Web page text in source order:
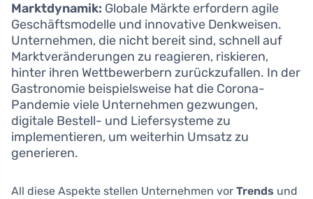
Marktdynamik: Globale Märkte erfordern agile
Geschäftsmodelle und innovative Denkweisen.
Unternehmen, die nicht bereit sind, schnell auf
Marktveränderungen zu reagieren, riskieren,
hinter ihren Wettbewerbern zurückzufallen. In der
Gastronomie beispielsweise hat die Corona-
Pandemie viele Unternehmen gezwungen,
digitale Bestell- und Liefersysteme zu
implementieren, um weiterhin Umsatz zu
generieren.
All diese Aspekte stellen Unternehmen vor Trends und